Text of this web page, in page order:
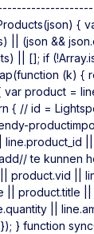
{
|| (json &&
|| []; if
(k) {
var product =
{ // id =
line.product_id
/ te kunnen
|| product.vid ||
|| product.title
||
} function